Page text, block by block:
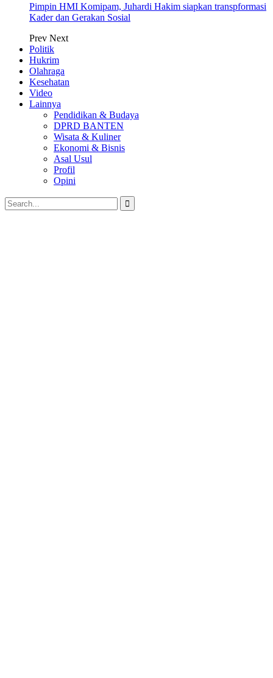
Pimpin HMI Komipam, Juhardi Hakim siapkan transpformasi
Kader dan Gerakan Sosial
Prev Next
Politik
Hukrim
Olahraga
Kesehatan
Video
Lainnya
Pendidikan & Budaya
DPRD BANTEN
Wisata & Kuliner
Ekonomi & Bisnis
Asal Usul
Profil
Opini